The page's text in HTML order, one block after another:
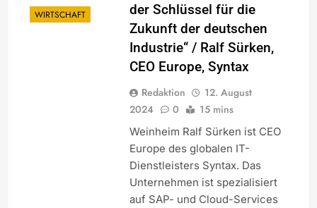
WIRTSCHAFT
der Schlüssel für die
Zukunft der deutschen
Industrie“ / Ralf Sürken,
CEO Europe, Syntax
Redaktion
12. August
2024
0 15 mins
Weinheim Ralf Sürken ist CEO
Europe des globalen IT-
Dienstleisters Syntax. Das
Unternehmen ist spezialisiert
auf SAP- und Cloud-Services